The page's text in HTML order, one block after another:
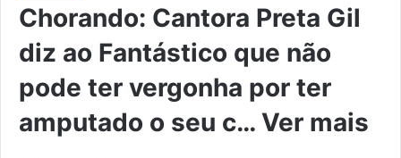
Chorando: Cantora Preta Gil
diz ao Fantástico que não
pode ter vergonha por ter
amputado o seu c… Ver mais